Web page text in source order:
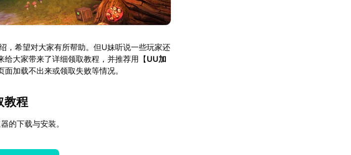
，希望对大家有所帮助。但U妹听说一些玩家还
大家带来了详细领取教程，并推荐用【UU加
加载不出来或领取失败等情况。
教程
的下载与安装。